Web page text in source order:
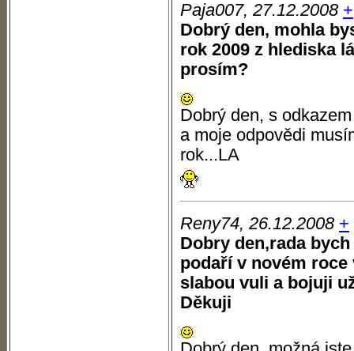
Paja007, 27.12.2008 +
Dobrý den, mohla
rok 2009 z hlediska
prosím?
Dobrý den, s
a moje odpovědi
rok...LA
Reny74, 26.12.2008 +
Dobry den,rada
podaří v novém roce
slabou vuli a bojuji
Děkuji